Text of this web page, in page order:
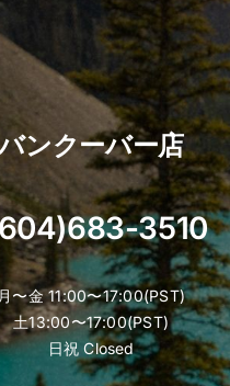
ンクーバー店
3510
月〜金 11:00〜17:00(PST)
土13:00〜17:00(PST)
日祝 Closed